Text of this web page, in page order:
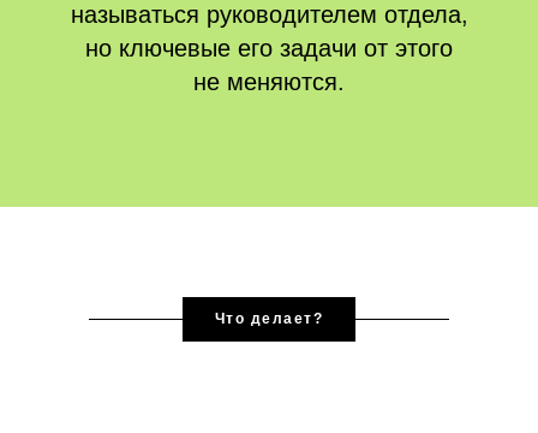
называться руководителем отдела,
но ключевые его задачи от этого
не меняются.
Что делает?